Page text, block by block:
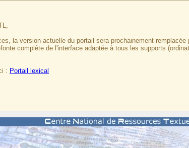
la version actuelle du portail sera prochainement remplacée
complète de l'interface adaptée à tous les supports
: Portail lexical